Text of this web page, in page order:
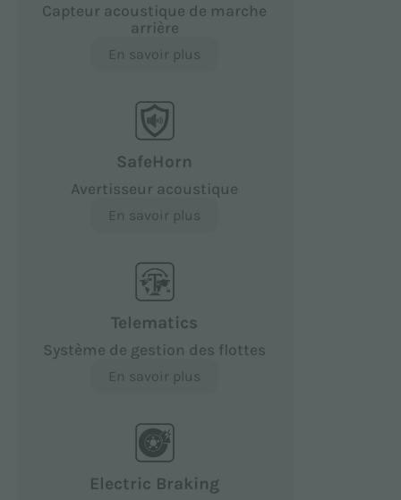
Capteur acoustique de marche
arrière
En savoir plus
SafeHorn
Avertisseur acoustique
En savoir plus
Telematics
Système de gestion des flottes
En savoir plus
Electric Braking